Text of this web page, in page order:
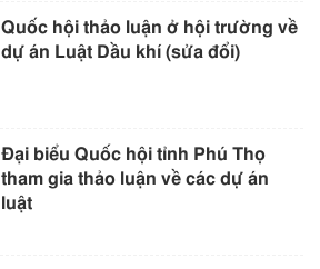
Quốc hội thảo luận ở hội trường về
dự án Luật Dầu khí (sửa đổi)
Đại biểu Quốc hội tỉnh Phú Thọ
tham gia thảo luận về các dự án
luật